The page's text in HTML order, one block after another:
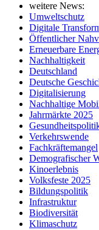
weitere News:
Umweltschutz
Digitale
Öffentlicher
Erneuerbare
Nachhaltigkeit
Deutschland
Deutsche
Digitalisierung
Nachhaltige
Jahrmärkte 2025
Verkehrswende
Fachkräftemangel
Demografischer
Kinoerlebnis
Volksfeste 2025
Bildungspolitik
Infrastruktur
Biodiversität
Klimaschutz